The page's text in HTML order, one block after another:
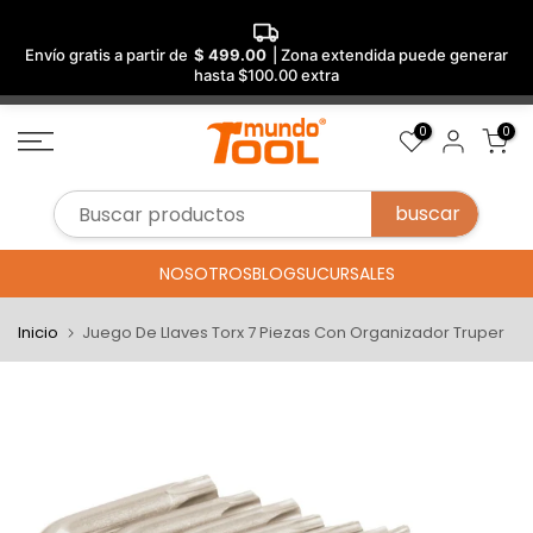
Envío gratis a partir de $ 499.00
| Zona extendida puede generar
hasta $100.00 extra
Saltar
al
0 0
NOSOTROSBLOGSUCURSALES
Inicio Juego De Llaves Torx 7 Piezas Con Organizador Truper